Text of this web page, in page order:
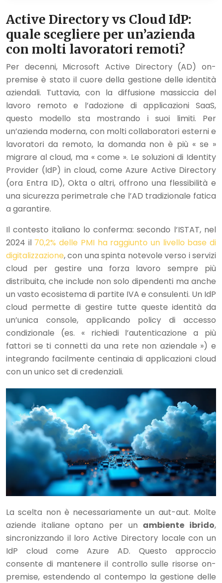
Active Directory vs Cloud IdP:
quale scegliere per un’azienda
con molti lavoratori remoti?
Per decenni, Microsoft Active Directory (AD) on-
premise è stato il cuore della gestione delle identità
aziendali. Tuttavia, con la diffusione massiccia del
lavoro remoto e l’adozione di applicazioni SaaS,
questo modello sta mostrando i suoi limiti. Per
un’azienda moderna, con molti collaboratori esterni e
lavoratori da remoto, la domanda non è più « se »
migrare al cloud, ma « come ». Le soluzioni di Identity
Provider (IdP) in cloud, come Azure Active Directory
(ora Entra ID), Okta o altri, offrono una flessibilità e
una sicurezza perimetrale che l’AD tradizionale fatica
a garantire.
Il contesto italiano lo conferma: secondo l’ISTAT, nel
2024 il 70,2% delle PMI ha raggiunto un livello base di
digitalizzazione, con una spinta notevole verso i servizi
cloud per gestire una forza lavoro sempre più
distribuita, che include non solo dipendenti ma anche
un vasto ecosistema di partite IVA e consulenti. Un IdP
cloud permette di gestire tutte queste identità da
un’unica console, applicando policy di accesso
condizionale (es. « richiedi l’autenticazione a più
fattori se ti connetti da una rete non aziendale ») e
integrando facilmente centinaia di applicazioni cloud
con un unico set di credenziali.
La scelta non è necessariamente un aut-aut. Molte
aziende italiane optano per un ambiente ibrido,
sincronizzando il loro Active Directory locale con un
IdP cloud come Azure AD. Questo approccio
consente di mantenere il controllo sulle risorse on-
premise, estendendo al contempo la gestione delle